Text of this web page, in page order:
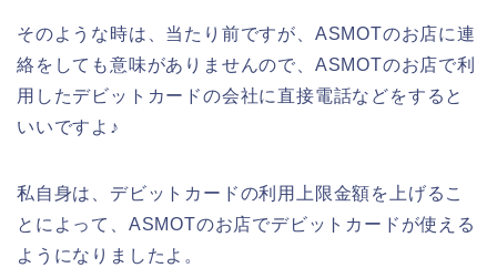
そのような時は、当たり前ですが、ASMOTのお店に連
絡をしても意味がありませんので、ASMOTのお店で利
用したデビットカードの会社に直接電話などをすると
いいですよ♪
私自身は、デビットカードの利用上限金額を上げるこ
とによって、ASMOTのお店でデビットカードが使える
ようになりましたよ。